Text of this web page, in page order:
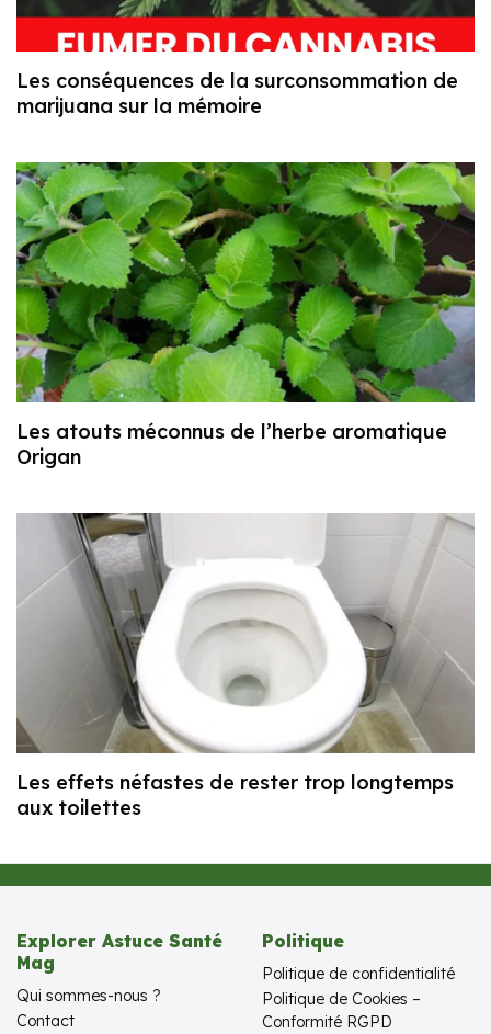
Les conséquences de la surconsommation de
marijuana sur la mémoire
Les atouts méconnus de l’herbe aromatique
Origan
Les effets néfastes de rester trop longtemps
aux toilettes
Explorer Astuce Santé
Mag
Qui sommes-nous ?
Contact
Politique
Politique de confidentialité
Politique de Cookies –
Conformité RGPD